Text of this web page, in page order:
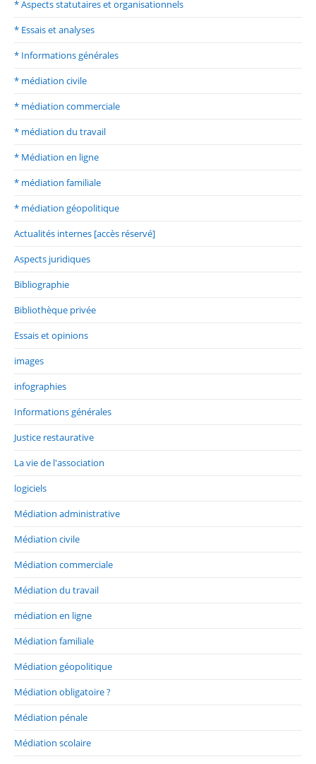
* Aspects statutaires et organisationnels
* Essais et analyses
* Informations générales
* médiation civile
* médiation commerciale
* médiation du travail
* Médiation en ligne
* médiation familiale
* médiation géopolitique
Actualités internes [accès réservé]
Aspects juridiques
Bibliographie
Bibliothèque privée
Essais et opinions
images
infographies
Informations générales
Justice restaurative
La vie de l'association
logiciels
Médiation administrative
Médiation civile
Médiation commerciale
Médiation du travail
médiation en ligne
Médiation familiale
Médiation géopolitique
Médiation obligatoire ?
Médiation pénale
Médiation scolaire